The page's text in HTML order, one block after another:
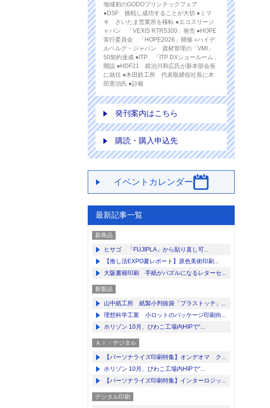
地域初のGODOプリンテックフェア
●DSF 挑戦し成功することが大切 ●ミマ
キ さいたま営業所を移転 ●エコスリージ
ャパン 「VEXIS RTR5300」発売 ●HOPE
実行委員会 「HOPE2026」開催 ○ハイデ
ルベルグ・ジャパン 資材管理の「VMI」
50契約達成 ●ITP 「ITP DXショールーム」
開設 ●HDF21 鍛治川和広氏が新本部会長
に就任 ●木田鉄工所 代表取締役社長に木
田憲治氏 ●訃報
発刊案内はこちら
購読・購入申込先
イベントカレンダー
最新記事一覧
新商品
ヒサゴ 「FUJIPLA」から貼り直し可...
【推し活EXPO夏レポート】原色美術印刷...
大阪書籍印刷 手紙がパズルになるレターセ...
新製品
山中紙工所 紙製小判抜袋「プラストッテ」...
理想科学工業 小ロットのパッケージ印刷向...
ホリゾン 10月、びわこ工場内HIPで“...
ＡＩ・デジタル
【パーソナライズ印刷特集】オンデオマ ク...
ホリゾン 10月、びわこ工場内HIPで“...
【パーソナライズ印刷特集】インターロジッ...
デジタル印刷